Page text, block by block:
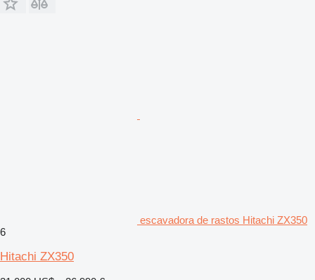
escavadora de rastos Hitachi ZX350
6
Hitachi ZX350